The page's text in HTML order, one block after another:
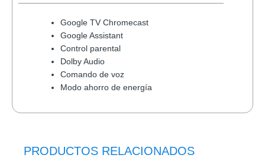
Google TV Chromecast
Google Assistant
Control parental
Dolby Audio
Comando de voz
Modo ahorro de energía
PRODUCTOS RELACIONADOS